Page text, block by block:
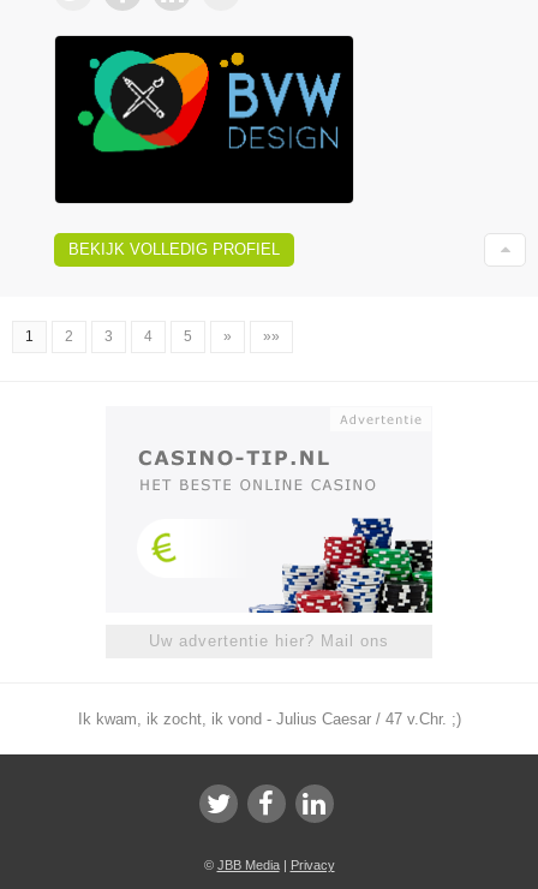
BEKIJK VOLLEDIG PROFIEL
1 2 3 4 5 » »»
Uw advertentie hier? Mail ons
Ik kwam, ik zocht, ik vond - Julius Caesar / 47 v.Chr. ;)
© JBB Media| Privacy